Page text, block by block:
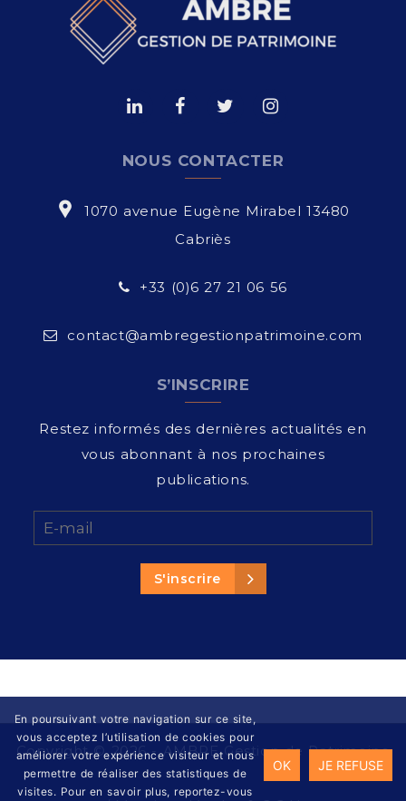
NOUS CONTACTER
1070 avenue Eugène Mirabel 13480
Cabriès
+33 (0)6 27 21 06 56
contact@ambregestionpatrimoine.com
S’INSCRIRE
Restez informés des dernières actualités en
vous abonnant à nos prochaines
publications.
Copyright © 2026 - AMBRE Gestion de Patrimoine
En poursuivant votre navigation sur ce site,
vous acceptez l’utilisation de cookies pour
améliorer votre expérience visiteur et nous
permettre de réaliser des statistiques de
visites. Pour en savoir plus, reportez-vous
OK JE REFUSE